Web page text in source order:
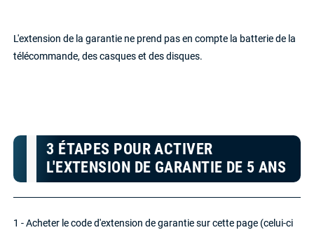
L'extension de la garantie ne prend pas en compte la batterie de la
télécommande, des casques et des disques.
3 ÉTAPES POUR ACTIVER
L'EXTENSION DE GARANTIE DE 5 ANS
1 - Acheter le code d'extension de garantie sur cette page (celui-ci